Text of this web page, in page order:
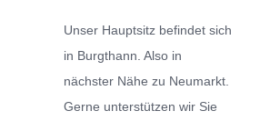
Unser Hauptsitz befindet sich
in Burgthann. Also in
nächster Nähe zu Neumarkt.
Gerne unterstützen wir Sie